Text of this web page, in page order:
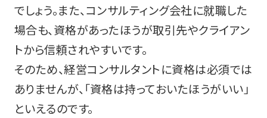
でしょう。また、コンサルティング会社に就職した
場合も、資格があったほうが取引先やクライアン
トから信頼されやすいです。
そのため、経営コンサルタントに資格は必須では
ありませんが、「資格は持っておいたほうがいい」
といえるのです。